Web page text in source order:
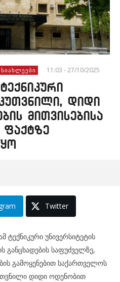
ᲡᲘᲐᲮᲚᲔᲔᲑᲘ 11:03 - 27/10/2025
დიდი
მითვისებისა
ფაქტზე
Twitter
უნივერსიტეტის
განცხადების საფუძველზე,
გამოყენებით საქართველოს
დიდი ოდენობით